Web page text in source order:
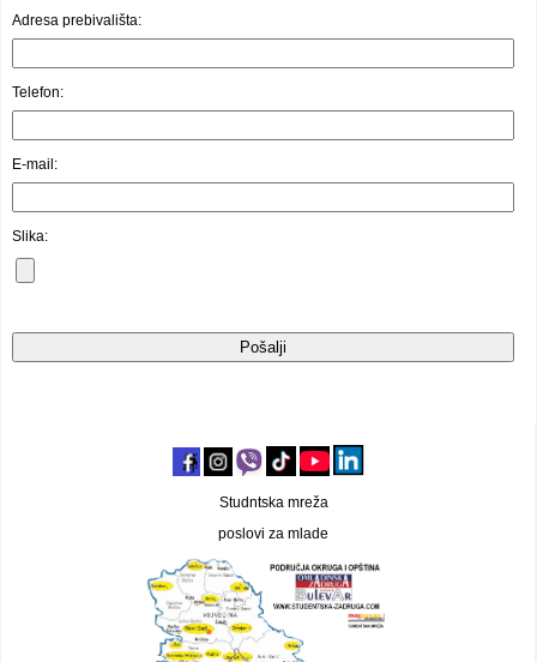
Studntska mreža
poslovi za mlade
Adresa prebivališta:
Telefon:
E-mail:
Slika: